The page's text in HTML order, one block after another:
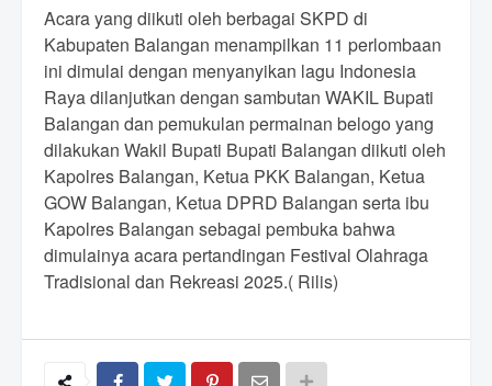
Acara yang diikuti oleh berbagai SKPD di
Kabupaten Balangan menampilkan 11 perlombaan
ini dimulai dengan menyanyikan lagu Indonesia
Raya dilanjutkan dengan sambutan WAKIL Bupati
Balangan dan pemukulan permainan belogo yang
dilakukan Wakil Bupati Bupati Balangan diikuti oleh
Kapolres Balangan, Ketua PKK Balangan, Ketua
GOW Balangan, Ketua DPRD Balangan serta ibu
Kapolres Balangan sebagai pembuka bahwa
dimulainya acara pertandingan Festival Olahraga
Tradisional dan Rekreasi 2025.( Rilis)